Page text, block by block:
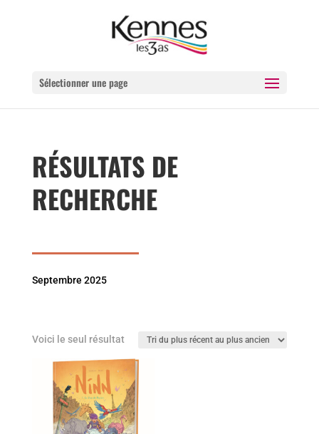
Sélectionner une page
RÉSULTATS DE
RECHERCHE
Septembre 2025
Voici le seul résultat